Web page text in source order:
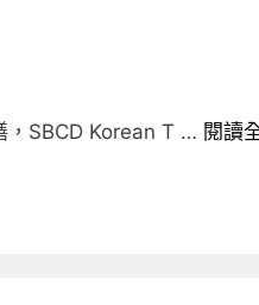
，SBCD Korean T … 閱讀